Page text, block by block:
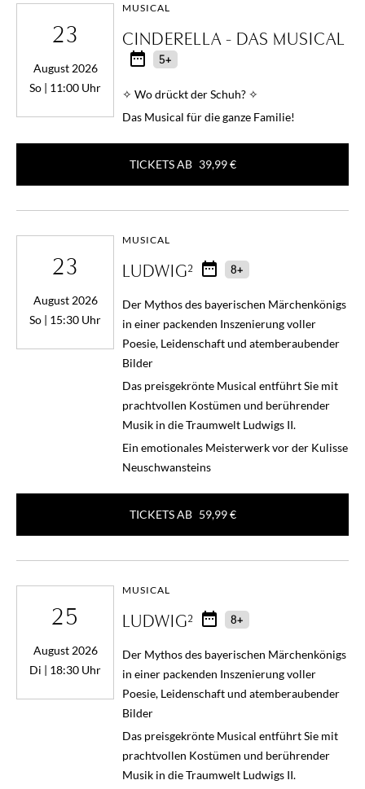
23
August 2026
So | 11:00 Uhr
MUSICAL
CINDERELLA - DAS MUSICAL
5+
✧ Wo drückt der Schuh? ✧
Das Musical für die ganze Familie!
TICKETS AB 39,99 €
23
August 2026
So | 15:30 Uhr
MUSICAL
LUDWIG² 8+
Der Mythos des bayerischen Märchenkönigs
in einer packenden Inszenierung voller
Poesie, Leidenschaft und atemberaubender
Bilder
Das preisgekrönte Musical entführt Sie mit
prachtvollen Kostümen und berührender
Musik in die Traumwelt Ludwigs II.
Ein emotionales Meisterwerk vor der Kulisse
Neuschwansteins
TICKETS AB 59,99 €
25
August 2026
Di | 18:30 Uhr
MUSICAL
LUDWIG² 8+
Der Mythos des bayerischen Märchenkönigs
in einer packenden Inszenierung voller
Poesie, Leidenschaft und atemberaubender
Bilder
Das preisgekrönte Musical entführt Sie mit
prachtvollen Kostümen und berührender
Musik in die Traumwelt Ludwigs II.